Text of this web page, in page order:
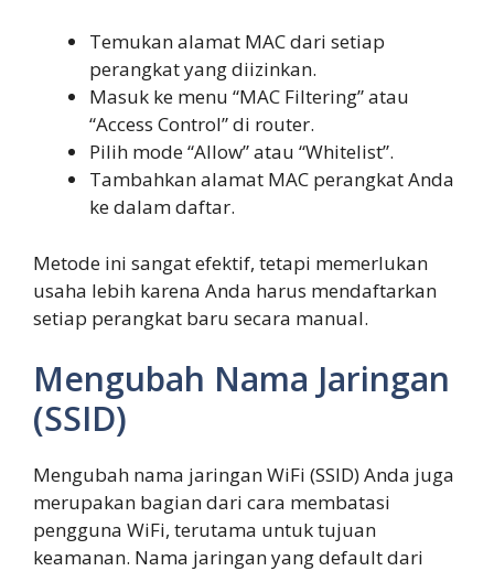
Temukan alamat MAC dari setiap
perangkat yang diizinkan.
Masuk ke menu “MAC Filtering” atau
“Access Control” di router.
Pilih mode “Allow” atau “Whitelist”.
Tambahkan alamat MAC perangkat Anda
ke dalam daftar.
Metode ini sangat efektif, tetapi memerlukan
usaha lebih karena Anda harus mendaftarkan
setiap perangkat baru secara manual.
Mengubah Nama Jaringan
(SSID)
Mengubah nama jaringan WiFi (SSID) Anda juga
merupakan bagian dari cara membatasi
pengguna WiFi, terutama untuk tujuan
keamanan. Nama jaringan yang default dari